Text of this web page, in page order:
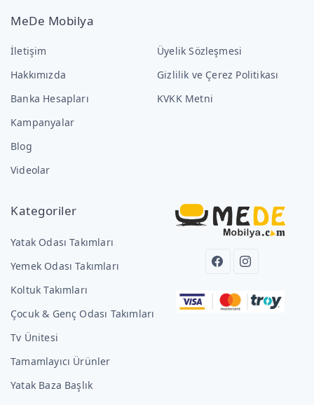
MeDe Mobilya
İletişim
Hakkımızda
Banka Hesapları
Kampanyalar
Blog
Videolar
Üyelik Sözleşmesi
Gizlilik ve Çerez Politikası
KVKK Metni
Kategoriler
Yatak Odası Takımları
Yemek Odası Takımları
Koltuk Takımları
Çocuk & Genç Odası Takımları
Tv Ünitesi
Tamamlayıcı Ürünler
Yatak Baza Başlık